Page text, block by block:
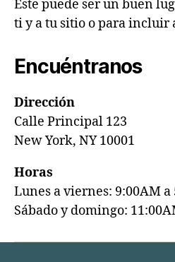
Este puede ser un buen
ti y a tu sitio o para incluir
Encuéntranos
Dirección
Calle Principal 123
New York, NY 10001
Horas
Lunes a viernes: 9:00AM a
Sábado y domingo: